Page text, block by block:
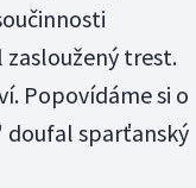
zasloužený trest.
Popovídáme si o
doufal sparťanský